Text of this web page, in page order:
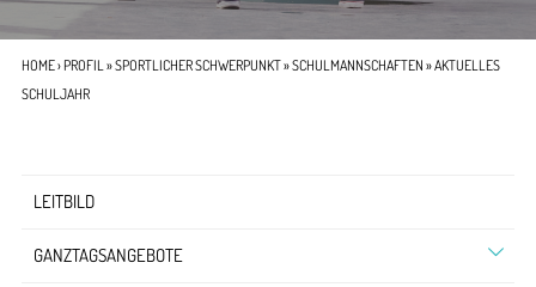
HOME›PROFIL»SPORTLICHER SCHWERPUNKT»SCHULMANNSCHAFTEN » AKTUELLES
SCHULJAHR
LEITBILD
GANZTAGSANGEBOTE